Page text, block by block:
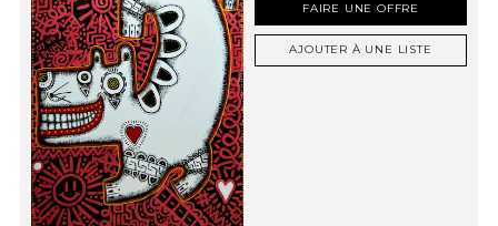
FAIRE UNE OFFRE
AJOUTER À UNE LISTE